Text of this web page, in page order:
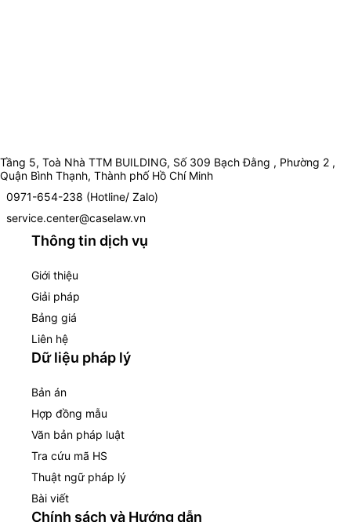
Tầng 5, Toà Nhà TTM BUILDING, Số 309 Bạch Đằng , Phường 2 ,
Quận Bình Thạnh, Thành phố Hồ Chí Minh
0971-654-238 (Hotline/ Zalo)
service.center@caselaw.vn
Thông tin dịch vụ
Giới thiệu
Giải pháp
Bảng giá
Liên hệ
Dữ liệu pháp lý
Bản án
Hợp đồng mẫu
Văn bản pháp luật
Tra cứu mã HS
Thuật ngữ pháp lý
Bài viết
Chính sách và Hướng dẫn